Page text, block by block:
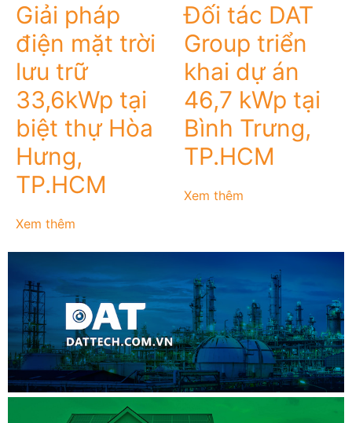
Giải pháp
điện mặt trời
lưu trữ
33,6kWp tại
biệt thự Hòa
Hưng,
TP.HCM
Xem thêm
Đối tác DAT
Group triển
khai dự án
46,7 kWp tại
Bình Trưng,
TP.HCM
Xem thêm